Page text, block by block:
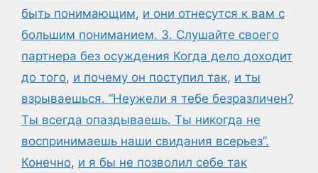
быть понимающим, и они отнесутся к вам с
большим пониманием. 3. Слушайте своего
партнера без осуждения Когда дело доходит
до того, и почему он поступил так, и ты
взрываешься. “Неужели я тебе безразличен?
Ты всегда опаздываешь. Ты никогда не
воспринимаешь наши свидания всерьез”.
Конечно, и я бы не позволил себе так